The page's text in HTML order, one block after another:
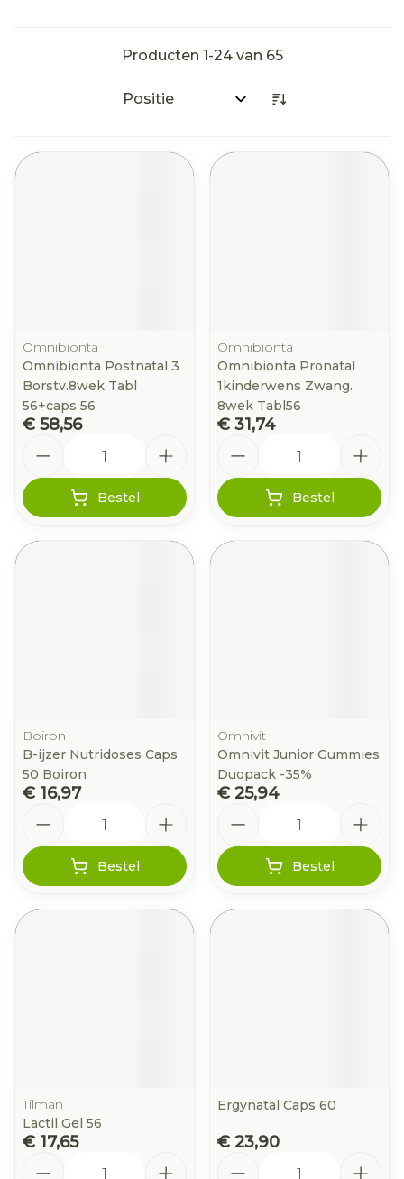
Producten 1-24van 65
Sorteer op:
Omnibionta
Omnibionta Postnatal 3
Borstv.8wek Tabl
56+caps 56
€ 58,56
Bestel
Omnibionta
Omnibionta Pronatal
1kinderwens Zwang.
8wek Tabl56
€ 31,74
Bestel
Boiron
B-ijzer Nutridoses Caps
50 Boiron
€ 16,97
Bestel
Omnivit
Omnivit Junior Gummies
Duopack -35%
€ 25,94
Bestel
Tilman
Lactil Gel 56
€ 17,65
Ergynatal Caps 60
€ 23,90